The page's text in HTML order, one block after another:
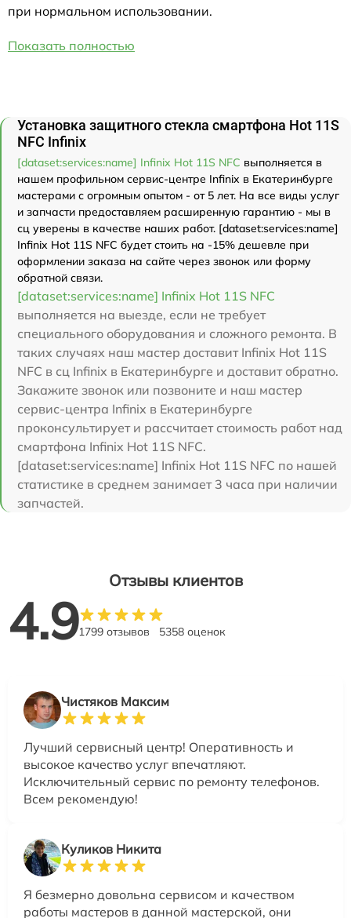
при нормальном использовании.
Показать полностью
Установка защитного стекла смартфона Hot 11S
NFC Infinix
[dataset:services:name] Infinix Hot 11S NFC выполняется в
нашем профильном сервис-центре Infinix в Екатеринбурге
мастерами с огромным опытом - от 5 лет. На все виды услуг
и запчасти предоставляем расширенную гарантию - мы в
сц уверены в качестве наших работ. [dataset:services:name]
Infinix Hot 11S NFC будет стоить на -15% дешевле при
оформлении заказа на сайте через звонок или форму
обратной связи.
[dataset:services:name] Infinix Hot 11S NFC
выполняется на выезде, если не требует
специального оборудования и сложного ремонта. В
таких случаях наш мастер доставит Infinix Hot 11S
NFC в сц Infinix в Екатеринбурге и доставит обратно.
Закажите звонок или позвоните и наш мастер
сервис-центра Infinix в Екатеринбурге
проконсультирует и рассчитает стоимость работ над
смартфона Infinix Hot 11S NFC.
[dataset:services:name] Infinix Hot 11S NFC по нашей
статистике в среднем занимает 3 часа при наличии
запчастей.
Отзывы клиентов
4.91799 отзывов 5358 оценок
Чистяков Максим
Лучший сервисный центр! Оперативность и
высокое качество услуг впечатляют.
Исключительный сервис по ремонту телефонов.
Всем рекомендую!
Куликов Никита
Я безмерно довольна сервисом и качеством
работы мастеров в данной мастерской, они